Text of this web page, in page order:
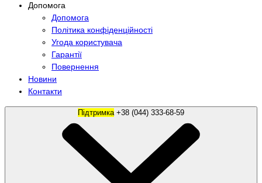
Допомога
Допомога
Політика конфіденційності
Угода користувача
Гарантії
Повернення
Новини
Контакти
Підтримка